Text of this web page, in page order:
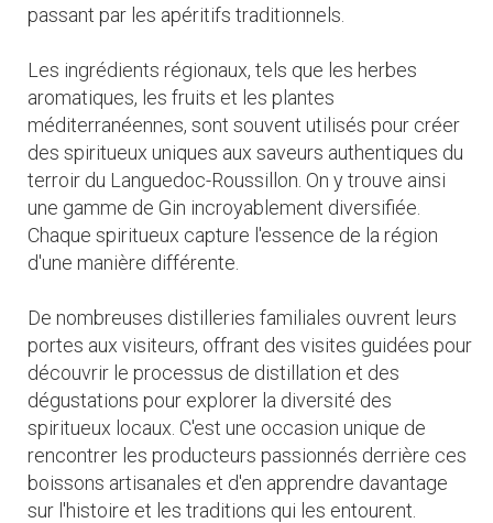
passant par les apéritifs traditionnels.
Les ingrédients régionaux, tels que les herbes
aromatiques, les fruits et les plantes
méditerranéennes, sont souvent utilisés pour créer
des spiritueux uniques aux saveurs authentiques du
terroir du Languedoc-Roussillon. On y trouve ainsi
une gamme de Gin incroyablement diversifiée.
Chaque spiritueux capture l'essence de la région
d'une manière différente.
De nombreuses distilleries familiales ouvrent leurs
portes aux visiteurs, offrant des visites guidées pour
découvrir le processus de distillation et des
dégustations pour explorer la diversité des
spiritueux locaux. C'est une occasion unique de
rencontrer les producteurs passionnés derrière ces
boissons artisanales et d'en apprendre davantage
sur l'histoire et les traditions qui les entourent.